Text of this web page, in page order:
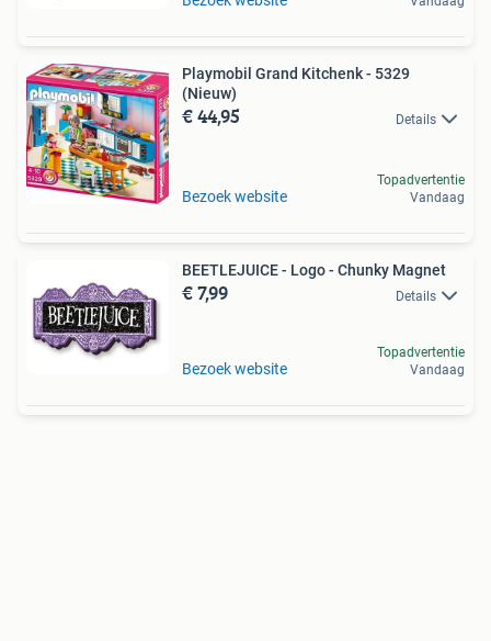
Playmobil Grand Kitchenk - 5329
(Nieuw)
€ 44,95 Details
Bezoek website
Topadvertentie
Vandaag
BEETLEJUICE - Logo - Chunky Magnet
€ 7,99 Details
Bezoek website
Topadvertentie
Vandaag